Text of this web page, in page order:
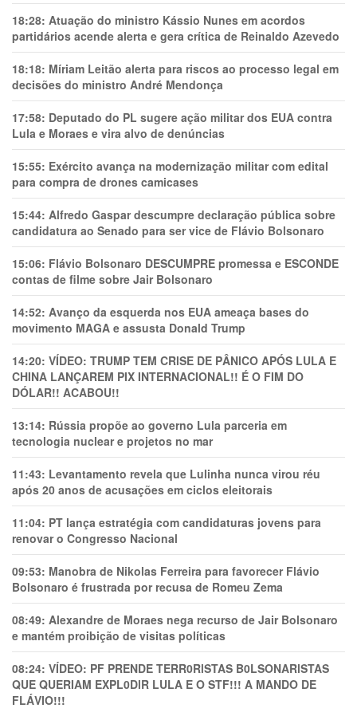
18:28: Atuação do ministro Kássio Nunes em acordos
partidários acende alerta e gera crítica de Reinaldo Azevedo
18:18: Míriam Leitão alerta para riscos ao processo legal em
decisões do ministro André Mendonça
17:58: Deputado do PL sugere ação militar dos EUA contra
Lula e Moraes e vira alvo de denúncias
15:55: Exército avança na modernização militar com edital
para compra de drones camicases
15:44: Alfredo Gaspar descumpre declaração pública sobre
candidatura ao Senado para ser vice de Flávio Bolsonaro
15:06: Flávio Bolsonaro DESCUMPRE promessa e ESCONDE
contas de filme sobre Jair Bolsonaro
14:52: Avanço da esquerda nos EUA ameaça bases do
movimento MAGA e assusta Donald Trump
14:20: VÍDEO: TRUMP TEM CRlSE DE PÂNlCO APÓS LULA E
CHINA LANÇAREM PIX INTERNACIONAL!! É O FIM DO
DÓLAR!! ACABOU!!
13:14: Rússia propõe ao governo Lula parceria em
tecnologia nuclear e projetos no mar
11:43: Levantamento revela que Lulinha nunca virou réu
após 20 anos de acusações em ciclos eleitorais
11:04: PT lança estratégia com candidaturas jovens para
renovar o Congresso Nacional
09:53: Manobra de Nikolas Ferreira para favorecer Flávio
Bolsonaro é frustrada por recusa de Romeu Zema
08:49: Alexandre de Moraes nega recurso de Jair Bolsonaro
e mantém proibição de visitas políticas
08:24: VÍDEO: PF PRENDE TERR0RlSTAS B0LSONARlSTAS
QUE QUERIAM EXPL0DlR LULA E O STF!!! A MANDO DE
FLÁVIO!!!